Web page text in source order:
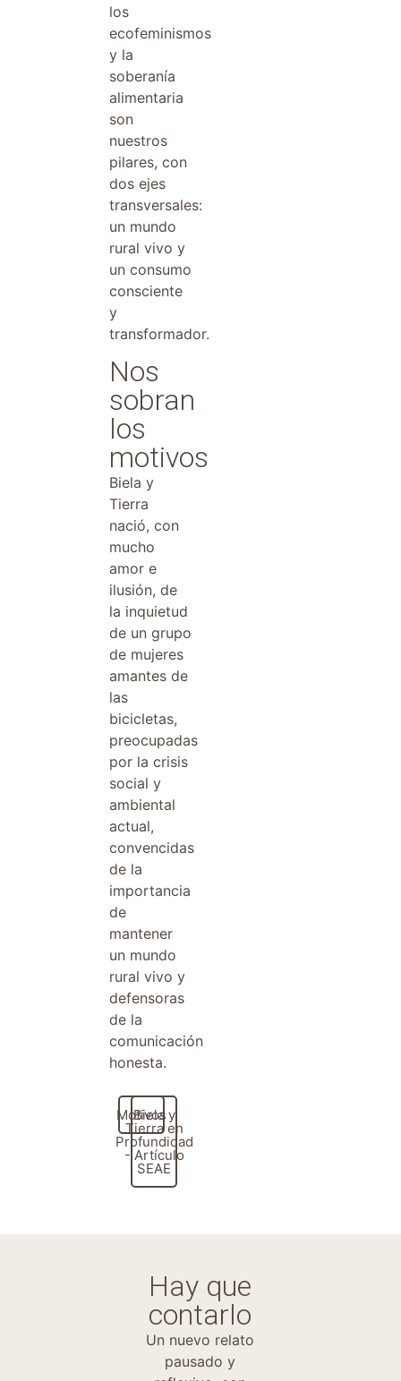
los
ecofeminismos
y la
soberanía
alimentaria
son
nuestros
pilares, con
dos ejes
transversales:
un mundo
rural vivo y
un consumo
consciente
y
transformador.
Nos
sobran
los
motivos
Biela y
Tierra
nació, con
mucho
amor e
ilusión, de
la inquietud
de un grupo
de mujeres
amantes de
las
bicicletas,
preocupadas
por la crisis
social y
ambiental
actual,
convencidas
de la
importancia
de
mantener
un mundo
rural vivo y
defensoras
de la
comunicación
honesta.
Motivos
Biela y
Tierra en
Profundidad
- Artículo
SEAE
Hay que
contarlo
Un nuevo relato
pausado y